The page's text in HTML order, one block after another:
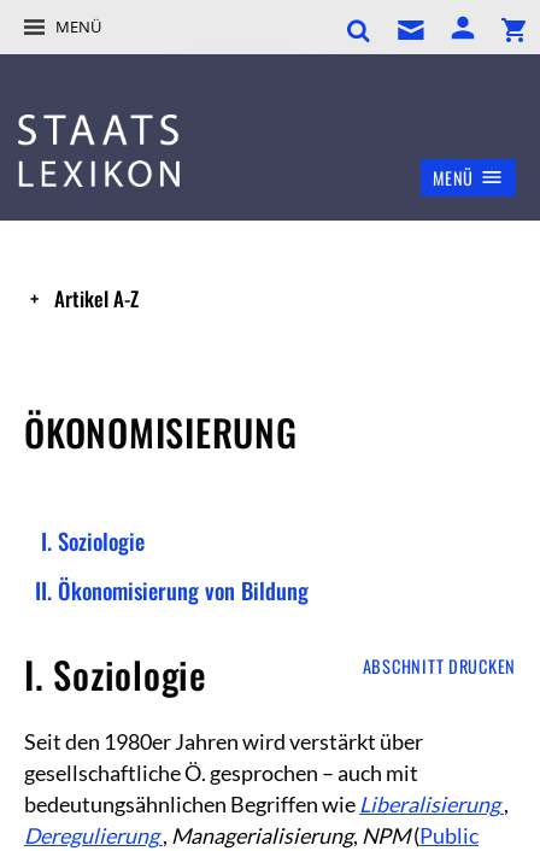
MENÜ
MENÜ
Artikel A-Z
ÖKONOMISIERUNG
Soziologie
Ökonomisierung von Bildung
I. Soziologie ABSCHNITT DRUCKEN
Seit den 1980er Jahren wird verstärkt über
gesellschaftliche Ö. gesprochen – auch mit
bedeutungsähnlichen Begriffen wie Liberalisierung,
Deregulierung, Managerialisierung, NPM(Public